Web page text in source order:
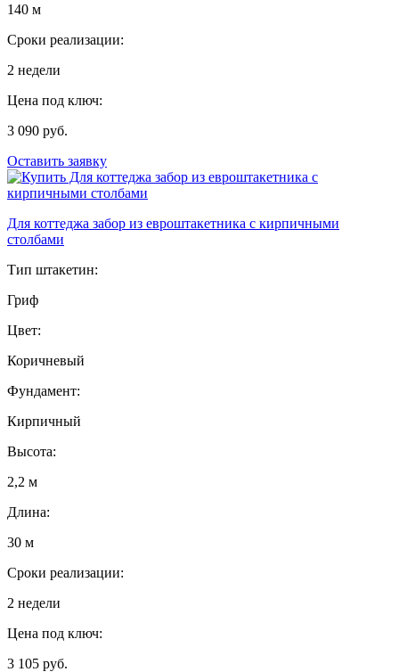
140 м
Сроки реализации:
2 недели
Цена под ключ:
3 090 руб.
Оставить заявку
Для коттеджа забор из евроштакетника с кирпичными
столбами
Тип штакетин:
Гриф
Цвет:
Коричневый
Фундамент:
Кирпичный
Высота:
2,2 м
Длина:
30 м
Сроки реализации:
2 недели
Цена под ключ:
3 105 руб.